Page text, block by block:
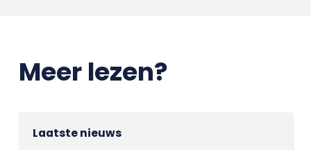
Meer lezen?
Laatste nieuws